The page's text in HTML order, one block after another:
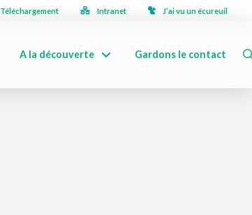
Téléchargement Intranet J’ai vu un écureuil
A la découverte Gardons le contact